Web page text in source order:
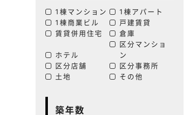
1棟マンション
1棟アパート
1棟商業ビル
戸建賃貸
賃貸併用住宅
倉庫
ホテル
区分マンショ
ン
区分店舗
区分事務所
土地
その他
築年数